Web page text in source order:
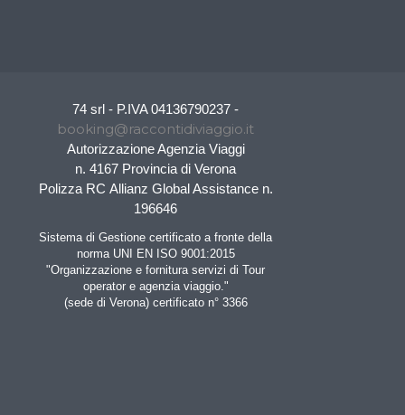
74 srl - P.IVA 04136790237 -
booking@raccontidiviaggio.it
Autorizzazione Agenzia Viaggi
n. 4167 Provincia di Verona
Polizza RC Allianz Global Assistance n.
196646
Sistema di Gestione certificato a fronte della
norma UNI EN ISO 9001:2015
"Organizzazione e fornitura servizi di Tour
operator e agenzia viaggio."
(sede di Verona) certificato n° 3366